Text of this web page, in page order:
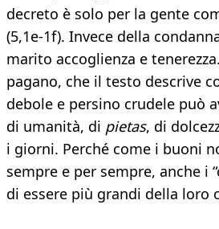
decreto è solo per la gente
(5,1e-1f). Invece della
marito accoglienza e
pagano, che il testo descrive
debole e persino crudele può
di umanità, di pietas, di
i giorni. Perché come i buoni
sempre e per sempre, anche i
di essere più grandi della loro